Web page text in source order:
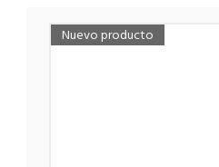
Nuevo producto